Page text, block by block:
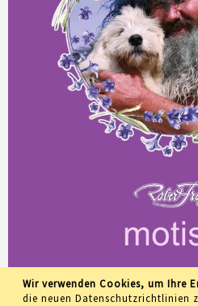
Wir verwenden Cookies, um Ihre
die neuen Datenschutzrichtlinien